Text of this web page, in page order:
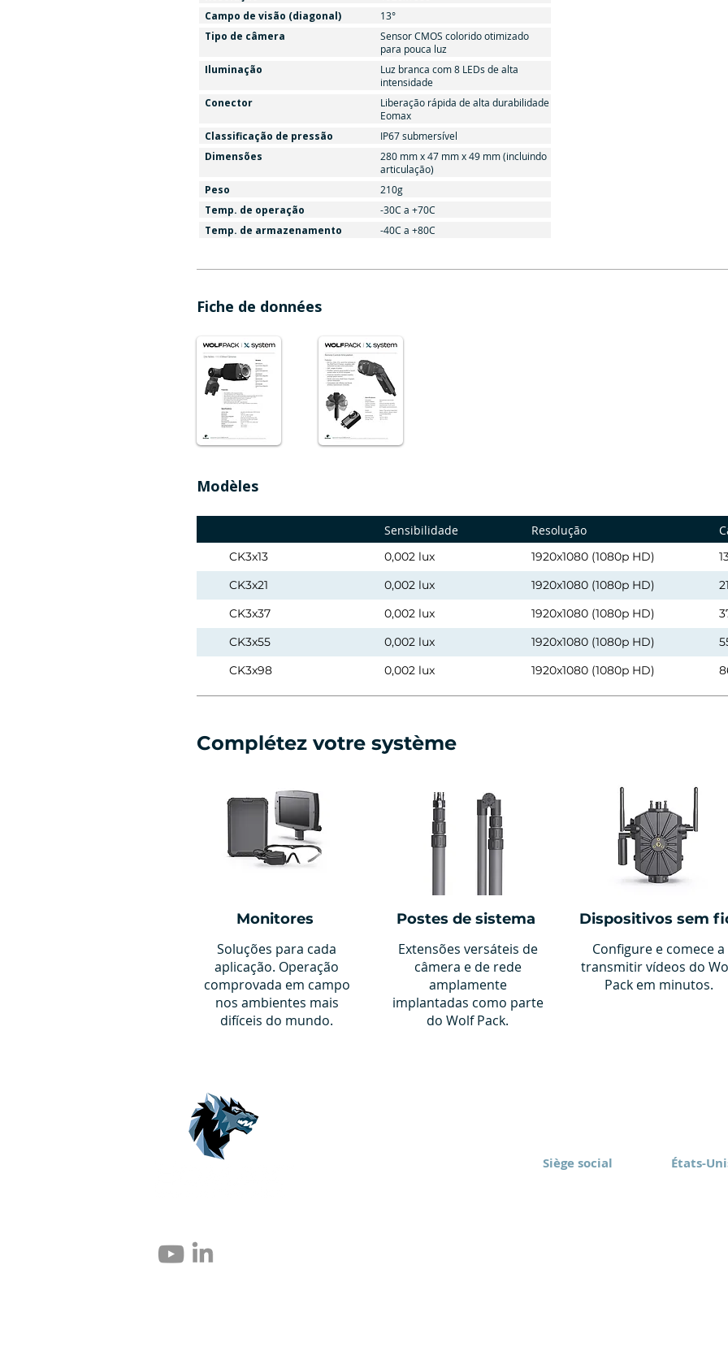
Campo de visão (diagonal) 13°
Tipo de câmera
Sensor CMOS colorido otimizado
para pouca luz
Iluminação
Luz branca com 8 LEDs de alta
intensidade
Conector
Liberação rápida de alta durabilidade
Eomax
Classificação de pressão IP67 submersível
Dimensões
280 mm x 47 mm x 49 mm (incluindo
articulação)
Peso 210g
Temp. de operação -30C a +70C
Temp. de armazenamento -40C a +80C
Fiche de données
Modèles
Sensibilidade Resolução
CK3x13 0,002 lux 1920x1080 (1080p HD)
CK3x21
0,002 lux 1920x1080 (1080p HD)
CK3x37
0,002 lux 1920x1080 (1080p HD)
CK3x55
0,002 lux 1920x1080 (1080p HD)
CK3x98
0,002 lux 1920x1080 (1080p HD)
Complétez votre système
Monitores
Soluções para cada
aplicação. Operação
comprovada em campo
nos ambientes mais
difíceis do mundo.
Postes de sistema
Extensões versáteis de
câmera e de rede
amplamente
implantadas como parte
do Wolf Pack.
Dispositivos sem
Configure e comece a
transmitir vídeos do
Pack em minutos.
Siège social États-